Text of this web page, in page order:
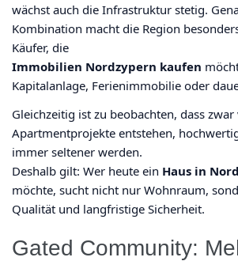
wächst auch die Infrastruktur stetig.
Kombination macht die Region
Käufer, die
Immobilien Nordzypern kaufen
Kapitalanlage, Ferienimmobilie oder
Gleichzeitig ist zu beobachten, dass zwar
Apartmentprojekte entstehen,
immer seltener werden.
Deshalb gilt: Wer heute ein Haus in
möchte, sucht nicht nur Wohnraum,
Qualität und langfristige Sicherheit.
Gated Community: